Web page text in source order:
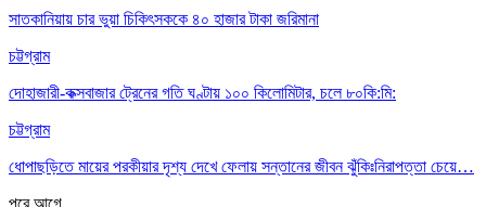
সাতকানিয়ায় চার ভুয়া চিকিৎসককে ৪০ হাজার টাকা জরিমানা
চট্টগ্রাম
দোহাজারী-কক্সবাজার ট্রেনের গতি ঘণ্টায় ১০০ কিলোমিটার, চলে ৮০কি:মি:
চট্টগ্রাম
ধোপাছড়িতে মায়ের পরকীয়ার দৃশ্য দেখে ফেলায় সন্তানের জীবন ঝুঁকিঃনিরাপত্তা চেয়ে…
পরেআগে